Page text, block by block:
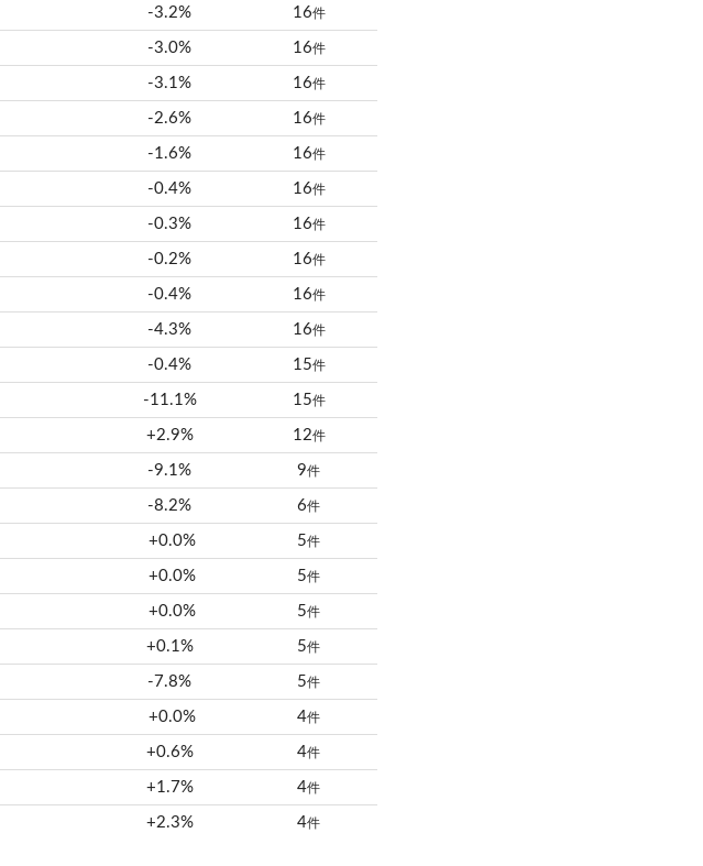
-3.2% 16件
-3.0% 16件
-3.1% 16件
-2.6% 16件
-1.6% 16件
-0.4% 16件
-0.3% 16件
-0.2% 16件
-0.4% 16件
-4.3% 16件
-0.4% 15件
-11.1% 15件
+2.9% 12件
-9.1% 9件
-8.2% 6件
+0.0% 5件
+0.0% 5件
+0.0% 5件
+0.1% 5件
-7.8% 5件
+0.0% 4件
+0.6% 4件
+1.7% 4件
+2.3% 4件